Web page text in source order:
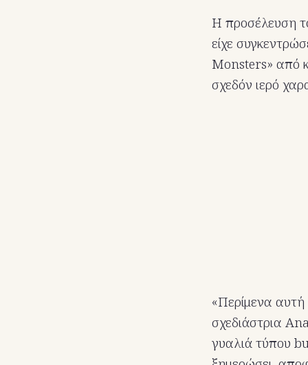
Η προσέλευση
είχε
Monsters» από
σχεδόν ιερό
«Περίμενα
σχεδιάστρια
γυαλιά τύπου